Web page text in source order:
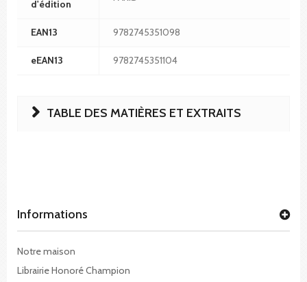
d'édition
EAN13 9782745351098
eEAN13 9782745351104
TABLE DES MATIÈRES ET EXTRAITS
Informations
Notre maison
Librairie Honoré Champion